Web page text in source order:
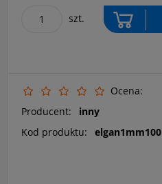
szt.
Ocena:
Producent:
inny
Kod produktu:
elgan1mm100